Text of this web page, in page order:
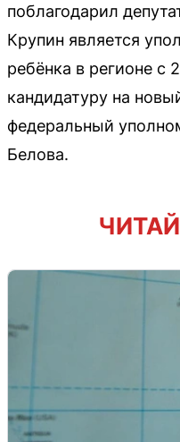
поблагодарил
Крупин является
ребёнка в регионе с
кандидатуру на
федеральный
Белова.